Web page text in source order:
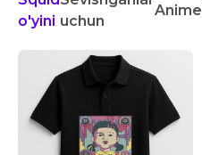
o'yini uchun
Anime